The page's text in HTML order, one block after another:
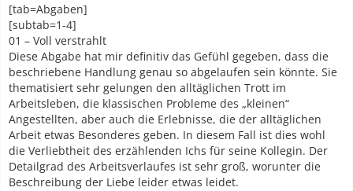
[tab=Abgaben]
[subtab=1-4]
01 – Voll verstrahlt
Diese Abgabe hat mir definitiv das Gefühl gegeben, dass die
beschriebene Handlung genau so abgelaufen sein könnte. Sie
thematisiert sehr gelungen den alltäglichen Trott im
Arbeitsleben, die klassischen Probleme des „kleinen“
Angestellten, aber auch die Erlebnisse, die der alltäglichen
Arbeit etwas Besonderes geben. In diesem Fall ist dies wohl
die Verliebtheit des erzählenden Ichs für seine Kollegin. Der
Detailgrad des Arbeitsverlaufes ist sehr groß, worunter die
Beschreibung der Liebe leider etwas leidet.